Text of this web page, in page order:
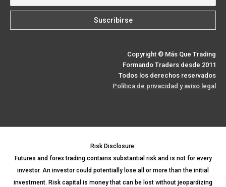
Copyright © Más Que Trading
Formando Traders desde 2011
Todos los derechos reservados
Política de privacidad y aviso legal
Risk Disclosure:
Futures and forex trading contains substantial risk and is not for every
investor. An investor could potentially lose all or more than the initial
investment. Risk capital is money that can be lost without jeopardizing